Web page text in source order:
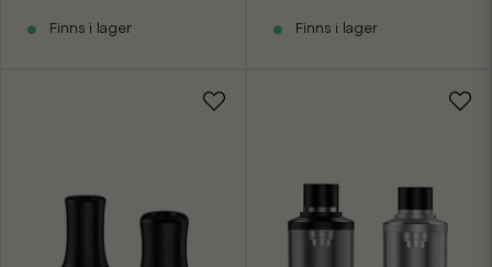
Finns i lager Finns i lager